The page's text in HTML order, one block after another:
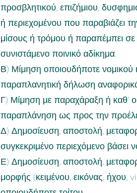
προσβλητικού, επιζήμιου,
ή περιεχομένου που παραβιάζει
μίσους ή τρόμου ή παραπέμπει
συνιστάμενο ποινικό αδίκημα.
Β) Μίμηση οποιουδήποτε
παραπλανητική δήλωση
Γ) Μίμηση με παραχάραξη ή καθ’
παραπλάνηση ως προς την
Δ) Δημοσίευση, αποστολή,
συγκεκριμένο περιεχόμενο βάσει
Ε) Δημοσίευση, αποστολή,
μορφής (κειμένου, εικόνας, ήχου,